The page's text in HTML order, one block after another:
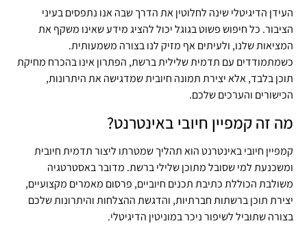
העידן הדיגיטלי שינה לחלוטין את הדרך שבה אנו נתפסים בעיני
הציבור. כל חיפוש פשוט בגוגל יכול להציג מידע שאינו משקף את
המציאות שלנו, ולעיתים אף מזיק לנו בצורה משמעותית.
כשמתמודדים עם תדמית שלילית ברשת, הפתרון אינו בהכרח מחיקת
תוכן בלבד, אלא יצירת תמונה חיובית שמדגישה את היתרונות,
הכישורים והערכים שלכם.
מה זה קמפיין חיובי באינטרנט?
קמפיין חיובי באינטרנט הוא תהליך שמטרתו ליצור תדמית חיובית
ומשכנעת למי שסובל מתוכן שלילי ברשת. מדובר באסטרטגיה
משולבת הכוללת כתיבת תכנים חיוביים, פרסום מאמרים מקצועיים,
יצירת תוכן ברשתות חברתיות, והדגשת ההצלחות והיתרונות שלכם
בצורה שתוביל לשיפור ניכר במוניטין הדיגיטלי.